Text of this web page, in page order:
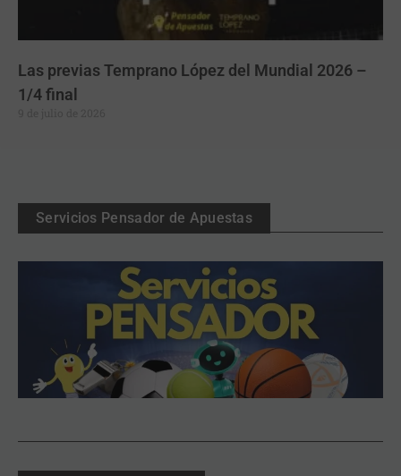
Las previas Temprano López del Mundial 2026 –
1/4 final
Servicios Pensador de Apuestas